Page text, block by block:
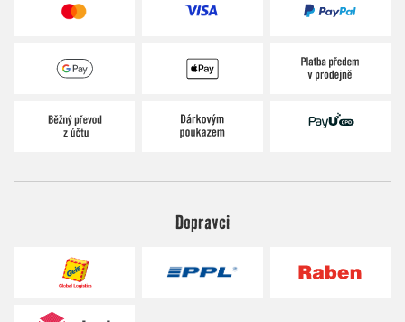
Dopravci